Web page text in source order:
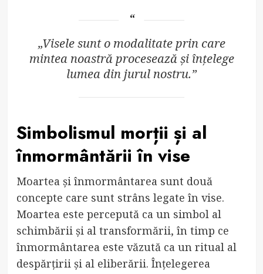
„Visele sunt o modalitate prin care
mintea noastră procesează și înțelege
lumea din jurul nostru.”
Simbolismul morții și al
înmormântării în vise
Moartea și înmormântarea sunt două
concepte care sunt strâns legate în vise.
Moartea este percepută ca un simbol al
schimbării și al transformării, în timp ce
înmormântarea este văzută ca un ritual al
despărțirii și al eliberării. Înțelegerea